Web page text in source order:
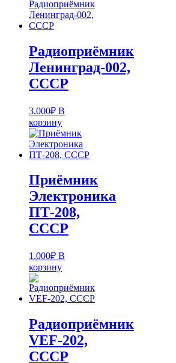
Радиоприёмник
Ленинград-002,
СССР
3.000₽ В
корзину
Приёмник
Электроника
ПТ-208,
СССР
1.000₽ В
корзину
Радиоприёмник
VEF-202,
СССР